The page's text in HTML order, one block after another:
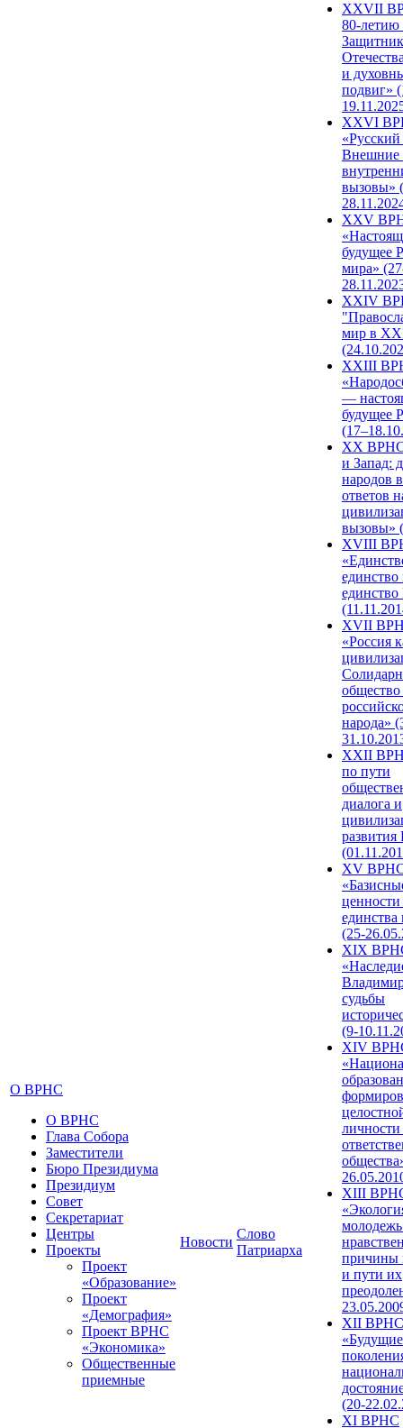
О ВРНС
О ВРНС
Глава Собора
Заместители
Бюро Президиума
Президиум
Совет
Секретариат
Центры
Проекты
Проект
«Образование»
Проект
«Демография»
Проект ВРНС
«Экономика»
Общественные
приемные
Новости
Слово
Патриарха
ХХVII
80-
и
подвиг»
XXVI
Внешние
вызовы»
XXV
будущее
мира»
XXIV
мир в
XXIII
—
будущее
XX ВРНС
и Запад:
народов
ответов
вызовы»
XVIII
единство
единство
XVII
«Россия
народа»
XXII
по пути
диалога и
развития
XV
единства
(25-
XIX
судьбы
(9-
XIV
XIII
причины
и пути их
XII ВРНС
«Будущие
(20-
XI ВРНС